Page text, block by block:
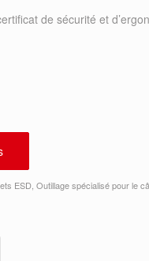
de sécurité et
ESD ,Outillage spécialisé pour le